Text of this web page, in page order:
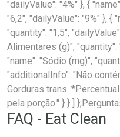
"dailyValue": "4%" }, {
"6,2", "dailyValue": "9%" }, {
"quantity": "1,5",
Alimentares (g)", "quantity":
"name": "Sódio (mg)",
"additionalInfo": "Não
Gorduras trans.
pela porção." } } ]
FAQ - Eat Clean